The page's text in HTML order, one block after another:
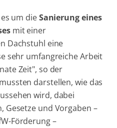
um dieSanierung eines
mit einer
Dachstuhl eine
sehr umfangreiche Arbeit
Zeit", so der
darstellen, wie das
wird, dabei
Gesetze und Vorgaben –
Förderung –